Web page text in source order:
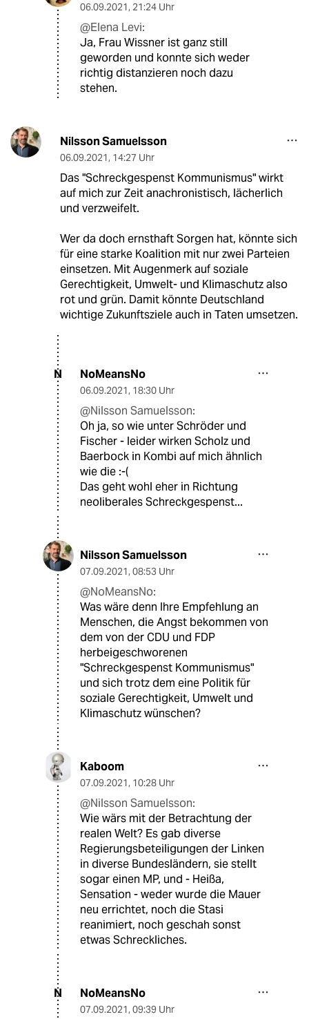
06.09.2021, 21:24 Uhr
@Elena Levi:
Ja, Frau Wissner ist ganz still
geworden und konnte sich weder
richtig distanzieren noch dazu
stehen.
Nilsson Samuelsson
06.09.2021, 14:27 Uhr
Das "Schreckgespenst Kommunismus" wirkt
auf mich zur Zeit anachronistisch, lächerlich
und verzweifelt.
Wer da doch ernsthaft Sorgen hat, könnte sich
für eine starke Koalition mit nur zwei Parteien
einsetzen. Mit Augenmerk auf soziale
Gerechtigkeit, Umwelt- und Klimaschutz also
rot und grün. Damit könnte Deutschland
wichtige Zukunftsziele auch in Taten umsetzen.
N NoMeansNo
06.09.2021, 18:30 Uhr
@Nilsson Samuelsson:
Oh ja, so wie unter Schröder und
Fischer - leider wirken Scholz und
Baerbock in Kombi auf mich ähnlich
wie die :-(
Das geht wohl eher in Richtung
neoliberales Schreckgespenst...
Nilsson Samuelsson
07.09.2021, 08:53 Uhr
@NoMeansNo:
Was wäre denn Ihre Empfehlung an
Menschen, die Angst bekommen von
dem von der CDU und FDP
herbeigeschworenen
"Schreckgespenst Kommunismus"
und sich trotz dem eine Politik für
soziale Gerechtigkeit, Umwelt und
Klimaschutz wünschen?
Kaboom
07.09.2021, 10:28 Uhr
@Nilsson Samuelsson:
Wie wärs mit der Betrachtung der
realen Welt? Es gab diverse
Regierungsbeteiligungen der Linken
in diverse Bundesländern, sie stellt
sogar einen MP, und - Heißa,
Sensation - weder wurde die Mauer
neu errichtet, noch die Stasi
reanimiert, noch geschah sonst
etwas Schreckliches.
N NoMeansNo
07.09.2021, 09:39 Uhr